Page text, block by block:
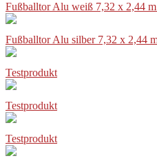
Fußballtor Alu weiß 7,32 x 2,44
Fußballtor Alu silber 7,32 x 2,44
Testprodukt
Testprodukt
Testprodukt